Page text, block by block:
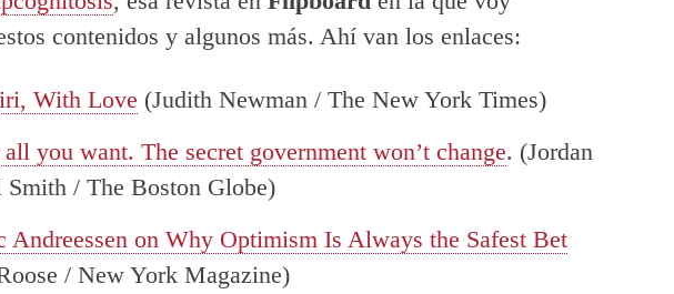
contenidos y algunos más. Ahí van los enlaces:
With Love (Judith Newman / The New York Times)
all you want. The secret government won’t change. (Jordan
/ The Boston Globe)
Andreessen on Why Optimism Is Always the Safest Bet
/ New York Magazine)